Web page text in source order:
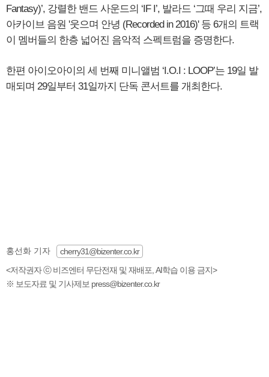
Fantasy)’, 강렬한 밴드 사운드의 ‘IF I’, 발라드 ‘그때 우리 지금’,
아카이브 음원 '웃으며 안녕 (Recorded in 2016)' 등 6개의 트랙
이 멤버들의 한층 넓어진 음악적 스펙트럼을 증명한다.
한편 아이오아이의 세 번째 미니앨범 ‘I.O.I : LOOP’는 19일 발
매되며 29일부터 31일까지 단독 콘서트를 개최한다.
홍선화 기자
cherry31@bizenter.co.kr
<저작권자 ⓒ 비즈엔터 무단전재 및 재배포, AI학습 이용 금지>
※ 보도자료 및 기사제보 press@bizenter.co.kr